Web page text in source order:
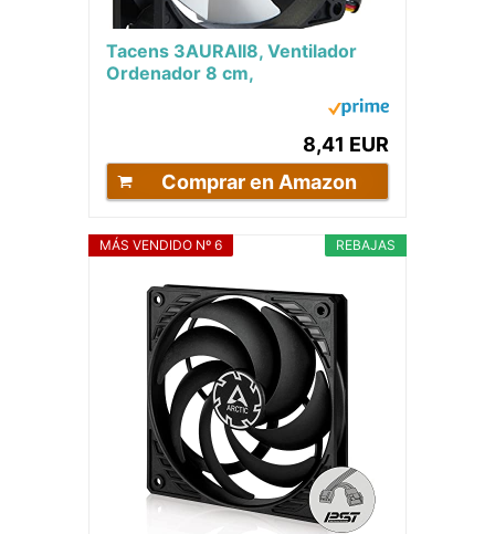
Tacens 3AURAII8, Ventilador
Ordenador 8 cm,
8,41 EUR
Comprar en Amazon
REBAJAS
MÁS VENDIDO Nº 6